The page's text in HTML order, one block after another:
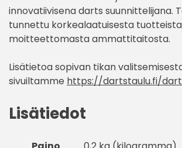
innovatiivisena darts suunnittelijana.
tunnettu korkealaatuisesta
moitteettomasta ammattitaitosta.
Lisätietoa sopivan tikan
sivuiltamme https://dartstaulu.fi/
Lisätiedot